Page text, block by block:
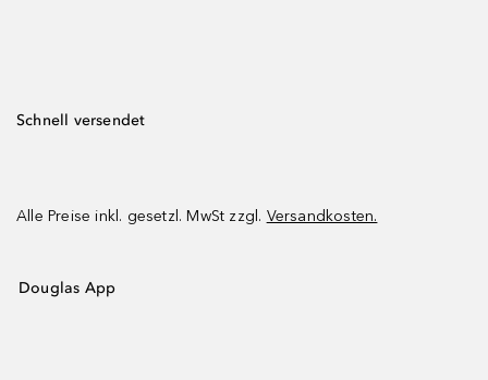
Schnell versendet
Alle Preise inkl. gesetzl. MwSt zzgl. Versandkosten.
Douglas App